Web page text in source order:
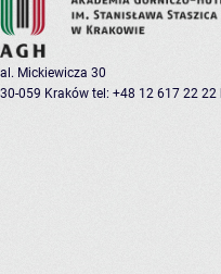
al. Mickiewicza 30
30-059 Kraków tel: +48 12 617 22 22